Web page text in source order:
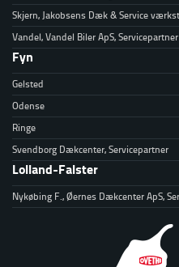
Skjern, Jakobsens Dæk & Service
Vandel, Vandel Biler ApS, Servicepartner
Fyn
Gelsted
Odense
Ringe
Svendborg Dækcenter, Servicepartner
Lolland-Falster
Nykøbing F., Øernes Dækcenter ApS,